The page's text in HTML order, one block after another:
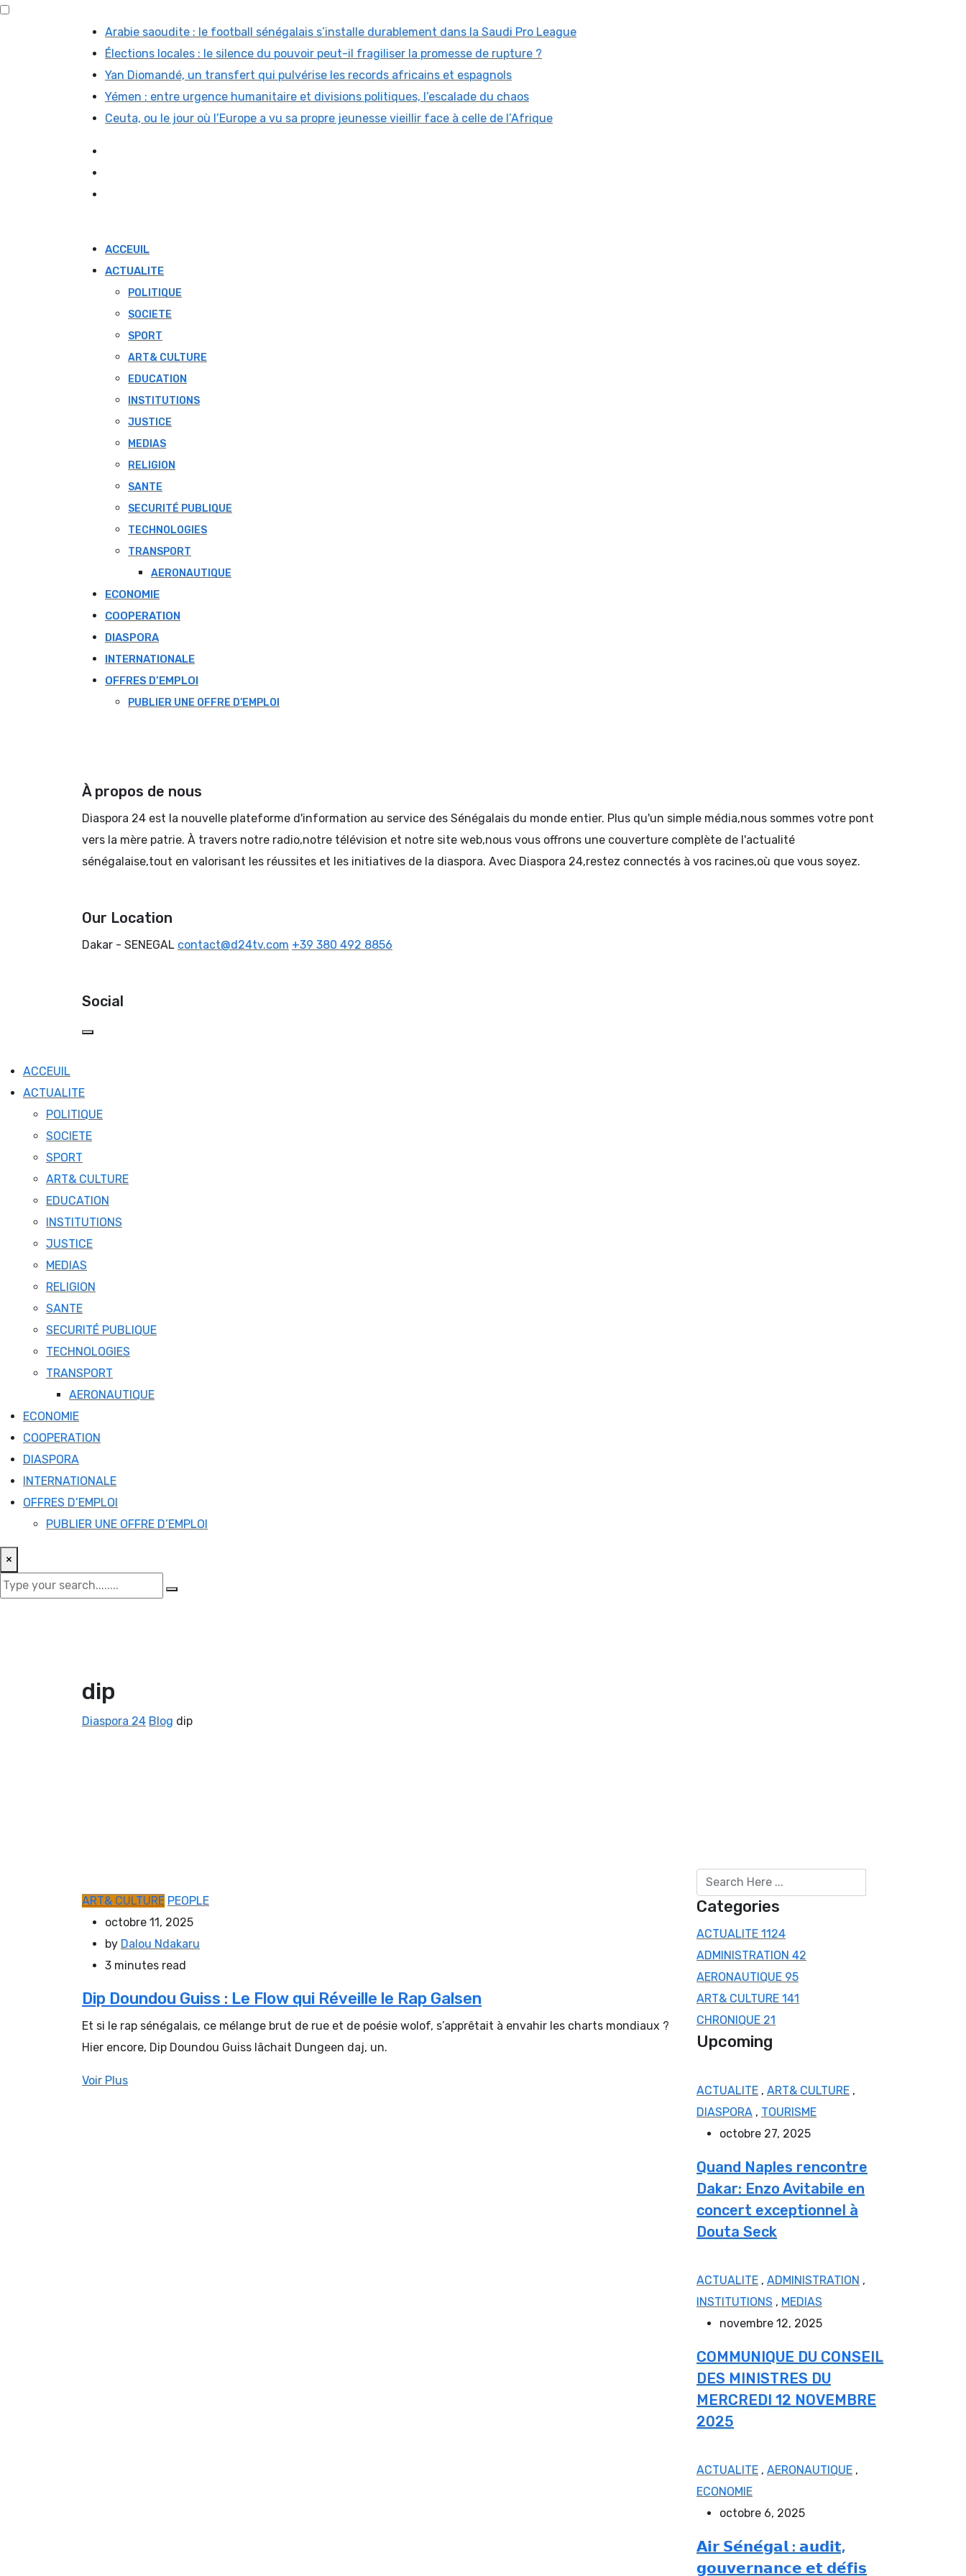
Arabie saoudite : le football sénégalais s’installe durablement dans la Saudi Pro League
Élections locales : le silence du pouvoir peut-il fragiliser la promesse de rupture ?
Yan Diomandé, un transfert qui pulvérise les records africains et espagnols
Yémen : entre urgence humanitaire et divisions politiques, l’escalade du chaos
Ceuta, ou le jour où l’Europe a vu sa propre jeunesse vieillir face à celle de l’Afrique
ACCEUIL
ACTUALITE
POLITIQUE
SOCIETE
SPORT
ART& CULTURE
EDUCATION
INSTITUTIONS
JUSTICE
MEDIAS
RELIGION
SANTE
SECURITÉ PUBLIQUE
TECHNOLOGIES
TRANSPORT
AERONAUTIQUE
ECONOMIE
COOPERATION
DIASPORA
INTERNATIONALE
OFFRES D’EMPLOI
PUBLIER UNE OFFRE D’EMPLOI
À propos de nous
Diaspora 24 est la nouvelle plateforme d'information au service des Sénégalais du monde entier. Plus qu'un simple média,nous sommes votre pont
vers la mère patrie. À travers notre radio,notre télévision et notre site web,nous vous offrons une couverture complète de l'actualité
sénégalaise,tout en valorisant les réussites et les initiatives de la diaspora. Avec Diaspora 24,restez connectés à vos racines,où que vous soyez.
Our Location
Dakar - SENEGAL contact@d24tv.com +39 380 492 8856
Social
ACCEUIL
ACTUALITE
POLITIQUE
SOCIETE
SPORT
ART& CULTURE
EDUCATION
INSTITUTIONS
JUSTICE
MEDIAS
RELIGION
SANTE
SECURITÉ PUBLIQUE
TECHNOLOGIES
TRANSPORT
AERONAUTIQUE
ECONOMIE
COOPERATION
DIASPORA
INTERNATIONALE
OFFRES D’EMPLOI
PUBLIER UNE OFFRE D’EMPLOI
×
dip
Diaspora 24 Blog dip
ART& CULTURE PEOPLE
octobre 11, 2025
by Dalou Ndakaru
3 minutes read
Dip Doundou Guiss : Le Flow qui Réveille le Rap Galsen
Et si le rap sénégalais, ce mélange brut de rue et de poésie wolof, s’apprêtait à envahir les charts mondiaux ?
Hier encore, Dip Doundou Guiss lâchait Dungeen daj, un.
Voir Plus
Categories
ACTUALITE 1124
ADMINISTRATION 42
AERONAUTIQUE 95
ART& CULTURE 141
CHRONIQUE 21
Upcoming
ACTUALITE , ART& CULTURE ,
DIASPORA , TOURISME
octobre 27, 2025
Quand Naples rencontre
Dakar: Enzo Avitabile en
concert exceptionnel à
Douta Seck
ACTUALITE , ADMINISTRATION ,
INSTITUTIONS , MEDIAS
novembre 12, 2025
COMMUNIQUE DU CONSEIL
DES MINISTRES DU
MERCREDI 12 NOVEMBRE
2025
ACTUALITE , AERONAUTIQUE ,
ECONOMIE
octobre 6, 2025
𝗔𝗶𝗿 𝗦𝗲́𝗻𝗲́𝗴𝗮𝗹 : 𝗮𝘂𝗱𝗶𝘁,
𝗴𝗼𝘂𝘃𝗲𝗿𝗻𝗮𝗻𝗰𝗲 𝗲𝘁 𝗱𝗲́𝗳𝗶𝘀